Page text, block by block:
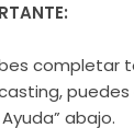
completar
abajo.